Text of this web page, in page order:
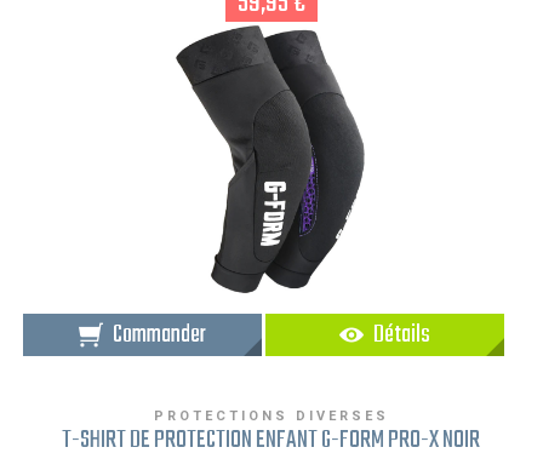
Commander Détails
PROTECTIONS DIVERSES
T-SHIRT DE PROTECTION ENFANT G-FORM PRO-X NOIR